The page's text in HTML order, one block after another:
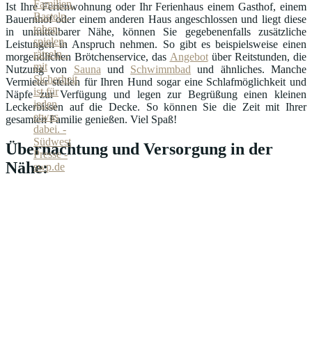
Ist Ihre Ferienwohnung oder Ihr Ferienhaus einem Gasthof, einem
Bauernhof oder einem anderen Haus angeschlossen und liegt diese
in unmittelbarer Nähe, können Sie gegebenenfalls zusätzliche
Leistungen in Anspruch nehmen. So gibt es beispielsweise einen
morgendlichen Brötchenservice, das Angebotüber Reitstunden, die
Nutzung von Saunaund Schwimmbad und ähnliches. Manche
Vermieter stellen für Ihren Hund sogar eine Schlafmöglichkeit und
Näpfe zur Verfügung und legen zur Begrüßung einen kleinen
Leckerbissen auf die Decke. So können Sie die Zeit mit Ihrer
gesamten Familie genießen. Viel Spaß!
Übernachtung und Versorgung in der
Nähe: